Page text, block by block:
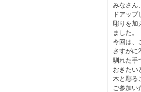
みなさん
ドアップ
彫りを加
ました。
今回は、
さすがに
馴れた手
おきたい
木と彫る
ご参加い